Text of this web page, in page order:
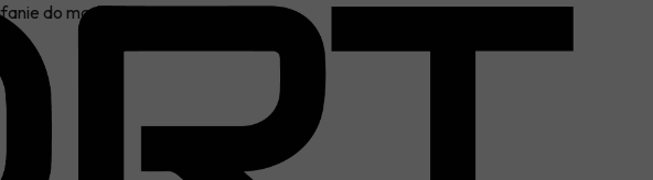
do marki.